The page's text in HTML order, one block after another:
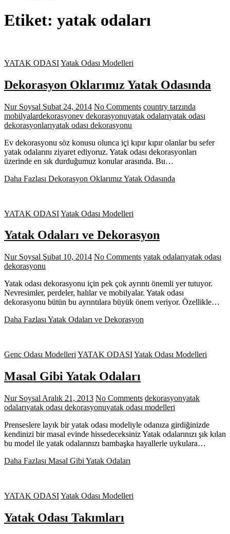
Etiket: yatak odaları
YATAK ODASIYatak Odası Modelleri
Dekorasyon Oklarımız Yatak Odasında
Nur Soysal Şubat 24, 2014 No Comments country tarzında
mobilyalardekorasyonev dekorasyonuyatak odalarıyatak odası
dekorasyonlarıyatak odası dekorasyonu
Ev dekorasyonu söz konusu olunca içi kıpır kıpır olanlar bu sefer
yatak odalarını ziyaret ediyoruz. Yatak odası dekorasyonları
üzerinde en sık durduğumuz konular arasında. Bu…
Daha Fazlası Dekorasyon Oklarımız Yatak Odasında
YATAK ODASIYatak Odası Modelleri
Yatak Odaları ve Dekorasyon
Nur Soysal Şubat 10, 2014 No Comments yatak odalarıyatak odası
dekorasyonu
Yatak odası dekorasyonu için pek çok ayrıntı önemli yer tutuyor.
Nevresimler, perdeler, halılar ve mobilyalar. Yatak odası
dekorasyonu bütün bu ayrıntılara büyük önem veriyor. Özellikle…
Daha Fazlası Yatak Odaları ve Dekorasyon
Genç Odası Modelleri YATAK ODASIYatak Odası Modelleri
Masal Gibi Yatak Odaları
Nur Soysal Aralık 21, 2013 No Comments dekorasyonyatak
odalarıyatak odası dekorasyonuyatak odası modelleri
Prenseslere layık bir yatak odası modeliyle odanıza girdiğinizde
kendinizi bir masal evinde hissedeceksiniz Yatak odalarınızı şık kılan
bu model ile yatak odalarınızı bambaşka hayallerle uykulara…
Daha Fazlası Masal Gibi Yatak Odaları
YATAK ODASIYatak Odası Modelleri
Yatak Odası Takımları